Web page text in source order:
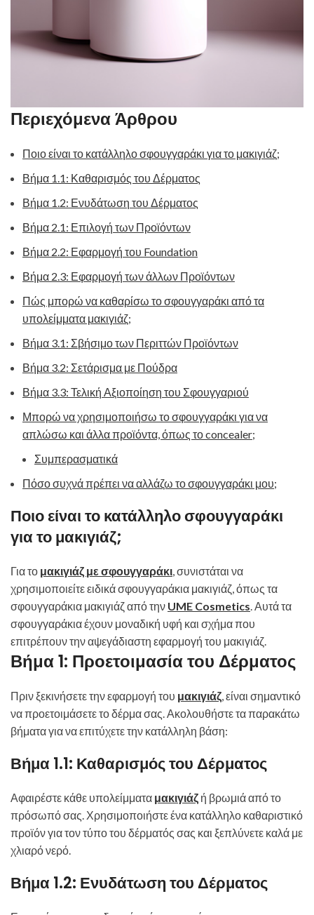
Περιεχόμενα Άρθρου
Ποιο είναι το κατάλληλο σφουγγαράκι για το μακιγιάζ;
Βήμα 1.1: Καθαρισμός του Δέρματος
Βήμα 1.2: Ενυδάτωση του Δέρματος
Βήμα 2.1: Επιλογή των Προϊόντων
Βήμα 2.2: Εφαρμογή του Foundation
Βήμα 2.3: Εφαρμογή των άλλων Προϊόντων
Πώς μπορώ να καθαρίσω το σφουγγαράκι από τα
υπολείμματα μακιγιάζ;
Βήμα 3.1: Σβήσιμο των Περιττών Προϊόντων
Βήμα 3.2: Σετάρισμα με Πούδρα
Βήμα 3.3: Τελική Αξιοποίηση του Σφουγγαριού
Μπορώ να χρησιμοποιήσω το σφουγγαράκι για να
απλώσω και άλλα προϊόντα, όπως το concealer;
Συμπερασματικά
Πόσο συχνά πρέπει να αλλάζω το σφουγγαράκι μου;
Ποιο είναι το κατάλληλο σφουγγαράκι
για το μακιγιάζ;
Για το μακιγιάζ με σφουγγαράκι, συνιστάται να
χρησιμοποιείτε ειδικά σφουγγαράκια μακιγιάζ, όπως τα
σφουγγαράκια μακιγιάζ από την UME Cosmetics. Αυτά τα
σφουγγαράκια έχουν μοναδική υφή και σχήμα που
επιτρέπουν την αψεγάδιαστη εφαρμογή του μακιγιάζ.
Βήμα 1: Προετοιμασία του Δέρματος
Πριν ξεκινήσετε την εφαρμογή του μακιγιάζ, είναι σημαντικό
να προετοιμάσετε το δέρμα σας. Ακολουθήστε τα παρακάτω
βήματα για να επιτύχετε την κατάλληλη βάση:
Βήμα 1.1: Καθαρισμός του Δέρματος
Αφαιρέστε κάθε υπολείμματα μακιγιάζ ή βρωμιά από το
πρόσωπό σας. Χρησιμοποιήστε ένα κατάλληλο καθαριστικό
προϊόν για τον τύπο του δέρματός σας και ξεπλύνετε καλά με
χλιαρό νερό.
Βήμα 1.2: Ενυδάτωση του Δέρματος